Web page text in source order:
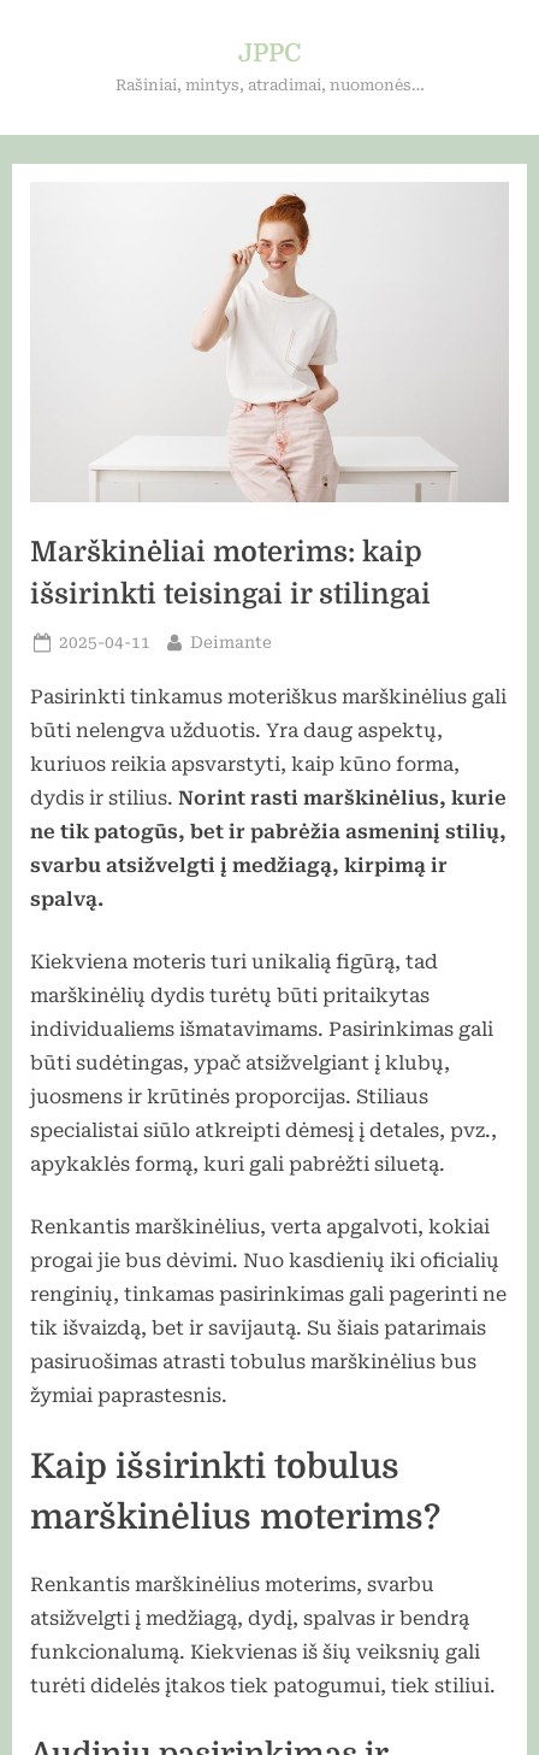
JPPC
Rašiniai, mintys, atradimai, nuomonės…
Marškinėliai moterims: kaip
išsirinkti teisingai ir stilingai
Posted
2025-04-11 By
Deimante
Pasirinkti tinkamus moteriškus marškinėlius gali
būti nelengva užduotis. Yra daug aspektų,
kuriuos reikia apsvarstyti, kaip kūno forma,
dydis ir stilius. Norint rasti marškinėlius, kurie
ne tik patogūs, bet ir pabrėžia asmeninį stilių,
svarbu atsižvelgti į medžiagą, kirpimą ir
spalvą.
Kiekviena moteris turi unikalią figūrą, tad
marškinėlių dydis turėtų būti pritaikytas
individualiems išmatavimams. Pasirinkimas gali
būti sudėtingas, ypač atsižvelgiant į klubų,
juosmens ir krūtinės proporcijas. Stiliaus
specialistai siūlo atkreipti dėmesį į detales, pvz.,
apykaklės formą, kuri gali pabrėžti siluetą.
Renkantis marškinėlius, verta apgalvoti, kokiai
progai jie bus dėvimi. Nuo kasdienių iki oficialių
renginių, tinkamas pasirinkimas gali pagerinti ne
tik išvaizdą, bet ir savijautą. Su šiais patarimais
pasiruošimas atrasti tobulus marškinėlius bus
žymiai paprastesnis.
Kaip išsirinkti tobulus
marškinėlius moterims?
Renkantis marškinėlius moterims, svarbu
atsižvelgti į medžiagą, dydį, spalvas ir bendrą
funkcionalumą. Kiekvienas iš šių veiksnių gali
turėti didelės įtakos tiek patogumui, tiek stiliui.